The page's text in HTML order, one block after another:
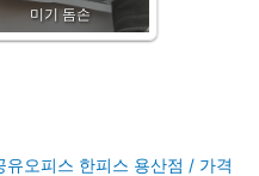
미기 돔손
오피스 한피스 용산점 / 가격